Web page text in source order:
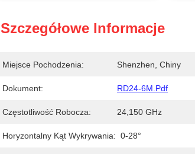
Szczegółowe Informacje
Miejsce Pochodzenia: Shenzhen, Chiny
Dokument: RD24-6M.pdf
Częstotliwość Robocza: 24,150 GHz
Horyzontalny Kąt Wykrywania: 0-28°